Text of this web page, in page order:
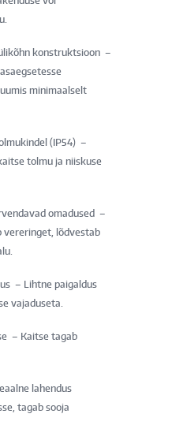
konstruktsioon –
minimaalselt
(IP54) –
tolmu ja niiskuse
omadused –
vereringet, lõdvestab
– Lihtne paigaldus
vajaduseta.
– Kaitse tagab
lahendus
tagab sooja